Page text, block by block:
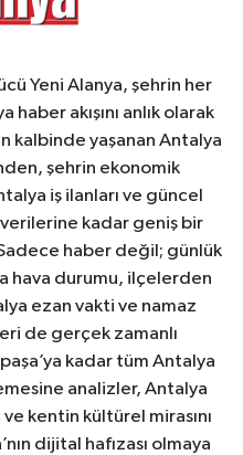
Yeni Alanya, şehrin her
haber akışını anlık olarak
kalbinde yaşanan Antalya
şehrin ekonomik
iş ilanları ve güncel
kadar geniş bir
haber değil; günlük
hava durumu, ilçelerden
ezan vakti ve namaz
de gerçek zamanlı
kadar tüm Antalya
analizler, Antalya
kentin kültürel mirasını
dijital hafızası olmaya